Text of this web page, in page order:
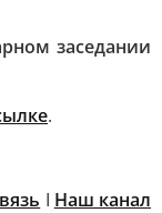
заседании
.
I Наш канал